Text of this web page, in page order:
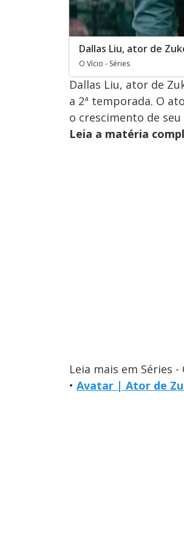
Dallas Liu, ator de
O Vício - Séries
Dallas Liu, ator de
a 2ª temporada. O
o crescimento de
Leia a matéria
Leia mais em Séries -
• Avatar | Ator de